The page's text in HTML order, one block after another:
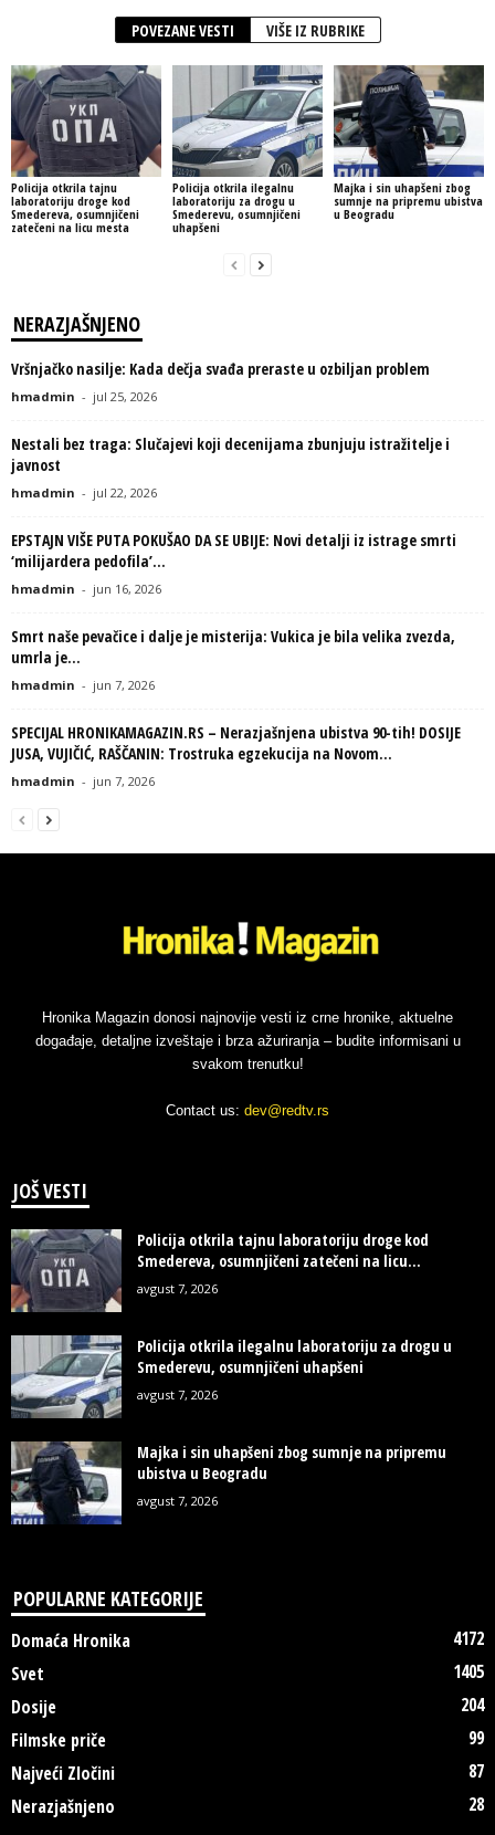
POVEZANE VESTI VIŠE IZ RUBRIKE
Policija otkrila tajnu
laboratoriju droge kod
Smedereva, osumnjičeni
zatečeni na licu mesta
Policija otkrila ilegalnu
laboratoriju za drogu u
Smederevu, osumnjičeni
uhapšeni
Majka i sin uhapšeni zbog
sumnje na pripremu ubistva
u Beogradu
NERAZJAŠNJENO
Vršnjačko nasilje: Kada dečja svađa preraste u ozbiljan problem
hmadmin - jul 25, 2026
Nestali bez traga: Slučajevi koji decenijama zbunjuju istražitelje i
javnost
hmadmin - jul 22, 2026
EPSTAJN VIŠE PUTA POKUŠAO DA SE UBIJE: Novi detalji iz istrage smrti
‘milijardera pedofila’...
hmadmin - jun 16, 2026
Smrt naše pevačice i dalje je misterija: Vukica je bila velika zvezda,
umrla je...
hmadmin - jun 7, 2026
SPECIJAL HRONIKAMAGAZIN.RS – Nerazjašnjena ubistva 90-tih! DOSIJE
JUSA, VUJIČIĆ, RAŠČANIN: Trostruka egzekucija na Novom...
hmadmin - jun 7, 2026
Hronika Magazin donosi najnovije vesti iz crne hronike, aktuelne
događaje, detaljne izveštaje i brza ažuriranja – budite informisani u
svakom trenutku!
Contact us: dev@redtv.rs
JOŠ VESTI
Policija otkrila tajnu laboratoriju droge kod
Smedereva, osumnjičeni zatečeni na licu...
avgust 7, 2026
Policija otkrila ilegalnu laboratoriju za drogu u
Smederevu, osumnjičeni uhapšeni
avgust 7, 2026
Majka i sin uhapšeni zbog sumnje na pripremu
ubistva u Beogradu
avgust 7, 2026
POPULARNE KATEGORIJE
Domaća Hronika
4172
Svet
1405
Dosije
204
Filmske priče
99
Najveći Zločini
87
Nerazjašnjeno
28